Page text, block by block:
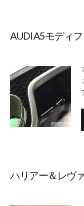
AUDI A5モディ
ハリアー＆レヴ